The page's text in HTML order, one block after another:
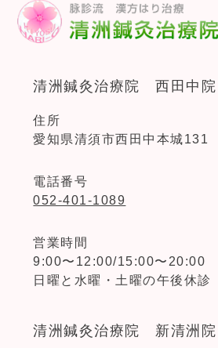
清洲鍼灸治療院 西田中院
住所
愛知県清須市西田中本城131
電話番号
052-401-1089
営業時間
9:00〜12:00/15:00〜20:00
日曜と水曜・土曜の午後休診
清洲鍼灸治療院 新清洲院